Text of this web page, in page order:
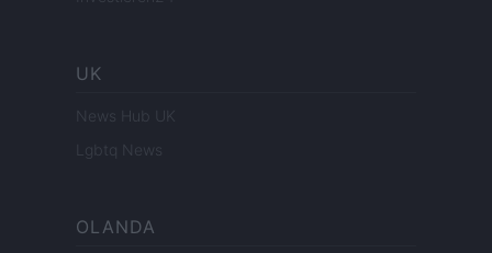
UK
News Hub UK
Lgbtq News
OLANDA